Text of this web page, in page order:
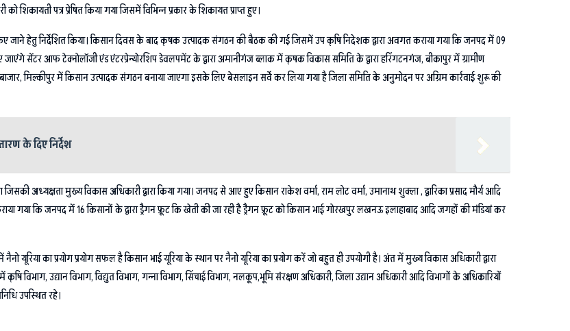
शिकायती पत्र प्रेषित किया गया जिसमें विभिन्न प्रकार के शिकायत प्राप्त हुए।
जाने हेतु निर्देशित किया। किसान दिवस के बाद कृषक उत्पादक संगठन की बैठक की गई जिसमें उप कृषि निदेशक द्वारा अवगत कराया गया कि जनपद में 09
सेंटर आफ टेक्नोलॉजी एंड एंटरप्रेन्योरशिप डेवलपमेंट के द्वारा अमानीगंज ब्लाक में कृषक विकास समिति के द्वारा हरिंगटनगंज, बीकापुर में ग्रामीण
बाजार, मिल्कीपुर में किसान उत्पादक संगठन बनाया जाएगा इसके लिए बेसलाइन सर्वे कर लिया गया है जिला समिति के अनुमोदन पर अग्रिम कार्रवाई शुरू की
के दिए निर्देश
अध्यक्षता मुख्य विकास अधिकारी द्वारा किया गया। जनपद से आए हुए किसान राकेश वर्मा, राम लोट वर्मा, उमानाथ शुक्ला , द्वारिका प्रसाद मौर्य आदि
गया कि जनपद में 16 किसानों के द्वारा ड्रैगन फ्रूट कि खेती की जा रही है ड्रैगन फ्रूट को किसान भाई गोरखपुर लखनऊ इलाहाबाद आदि जगहों की मंडियां कर
यूरिया का प्रयोग प्रयोग सफल है किसान भाई यूरिया के स्थान पर नैनो यूरिया का प्रयोग करें जो बहुत ही उपयोगी है। अंत में मुख्य विकास अधिकारी द्वारा
विभाग, उद्यान विभाग, विद्युत विभाग, गन्ना विभाग, सिंचाई विभाग, नलकूप,भूमि संरक्षण अधिकारी, जिला उद्यान अधिकारी आदि विभागों के अधिकारियों
उपस्थित रहे।